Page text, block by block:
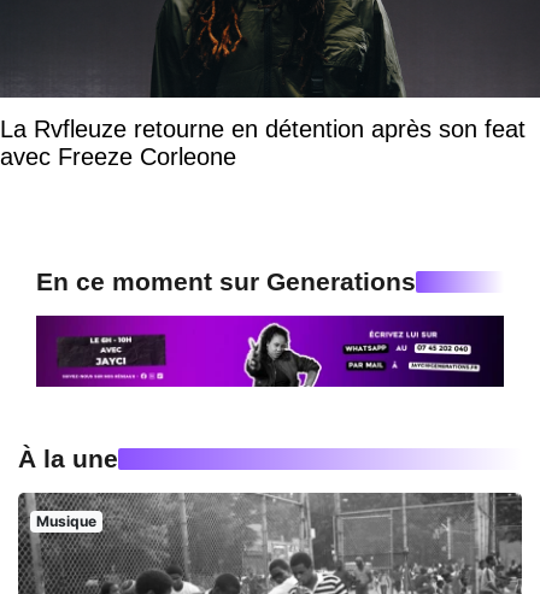
La Rvfleuze retourne en détention après son feat
avec Freeze Corleone
En ce moment sur Generations
À la une
Musique